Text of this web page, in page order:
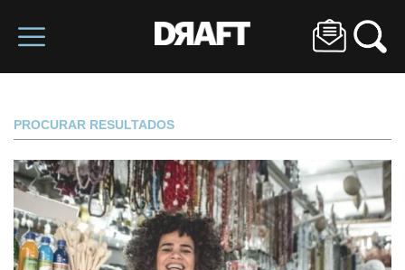
PROCURAR RESULTADOS